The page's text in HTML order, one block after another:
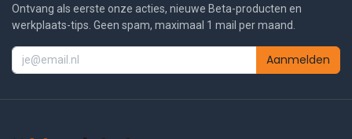
Ontvang als eerste onze acties, nieuwe Beta-producten en
werkplaats-tips. Geen spam, maximaal 1 mail per maand.
Aanmelden